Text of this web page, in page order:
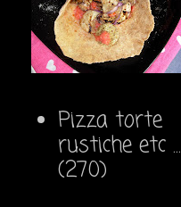
Pizza torte
rustiche etc ...
(270)